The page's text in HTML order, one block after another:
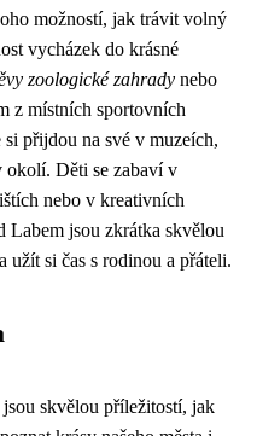
možností, jak trávit volný
vycházek do krásné
zoologické zahrady nebo
z místních sportovních
přijdou na své v muzeích,
okolí. Děti se zabaví v
nebo v kreativních
Labem jsou zkrátka skvělou
užít si čas s rodinou a přáteli.
skvělou příležitostí, jak